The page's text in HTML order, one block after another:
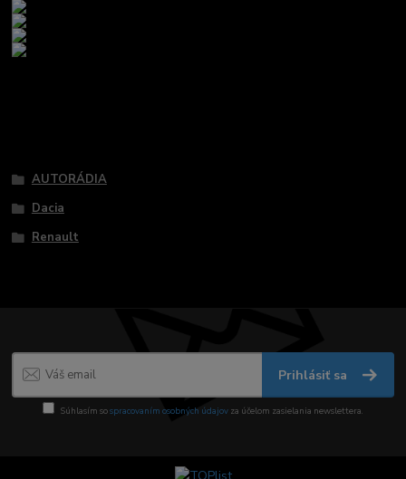
AUTORÁDIA
Dacia
Renault
Prihlásiť sa
Súhlasím sospracovaním osobných údajov za účelom zasielania newslettera.